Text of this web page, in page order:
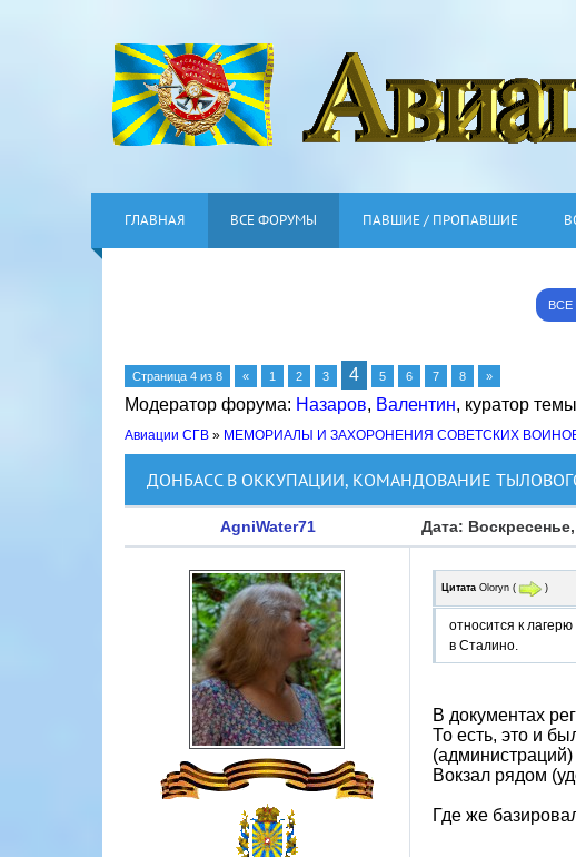
ГЛАВНАЯ ВСЕ ФОРУМЫ ПАВШИЕ / ПРОПАВШИЕ
Страница 4 из 8 « 1 2 3 4 5 6 7 8 »
Модератор форума: Назаров, Валентин, куратор
Авиации СГВ » МЕМОРИАЛЫ И ЗАХОРОНЕНИЯ СОВЕТСКИХ
ДОНБАСС В ОККУПАЦИИ, КОМАНДОВАНИЕ
AgniWater71 Дата:
Цитата Oloryn ( )
относится к
в Сталино.
В документах
То есть, это и
Вокзал рядом
Где же